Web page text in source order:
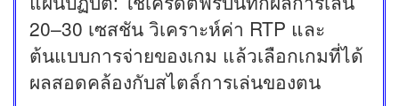
20–30 เซสชัน วิเคราะห์ค่า RTP และ
ต้นแบบการจ่ายของเกม แล้วเลือกเกมที่ได้
ผลสอดคล้องกับสไตล์การเล่นของตน